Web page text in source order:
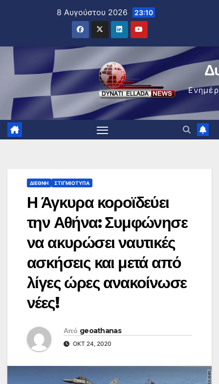
8 Αυγούστου 2026 23:10
ΔΙΕΘΝΉ ΣΤΙΓΜΙΌΤΥΠΑ
Η Άγκυρα κοροϊδεύει
την Αθήνα: Συμφώνησε
να ακυρώσει ναυτικές
ασκήσεις και μετά από
λίγες ώρες ανακοίνωσε
νέες!
Από geoathanas
ΟΚΤ 24, 2020